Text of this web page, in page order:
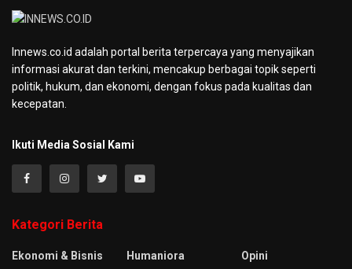
Innews.co.id adalah portal berita terpercaya yang menyajikan
informasi akurat dan terkini, mencakup berbagai topik seperti
politik, hukum, dan ekonomi, dengan fokus pada kualitas dan
kecepatan.
Ikuti Media Sosial Kami
Kategori Berita
Ekonomi & Bisnis
Humaniora
Opini